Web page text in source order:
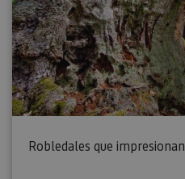
Robledales que impresionan